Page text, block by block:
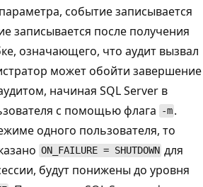
событие записывается
записывается после получения
означающего, что аудит вызвал
может обойти завершение
начиная SQL Server в
с помощью флага
-m .
одного пользователя, то
ON_FAILURE = SHUTDOWN для
будут понижены до уровня